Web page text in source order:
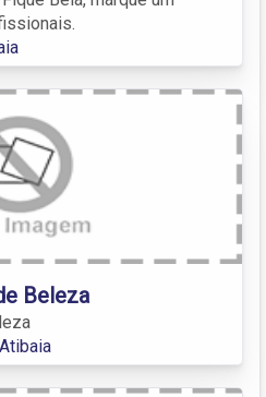
Beleza